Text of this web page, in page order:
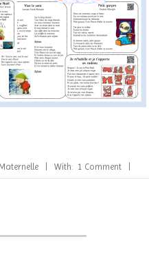
With: 1 Comment